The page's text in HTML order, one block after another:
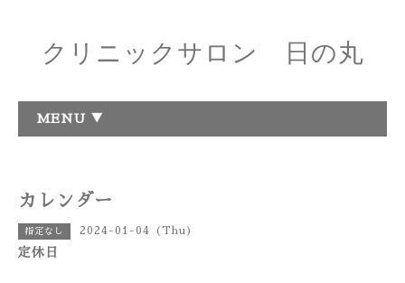
クリニックサロン 日の丸
MENU ▼
カレンダー
指定なし 2024-01-04 (Thu)
定休日